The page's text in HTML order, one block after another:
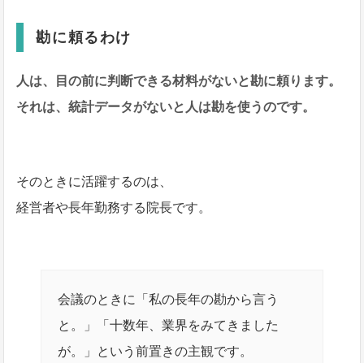
勘に頼るわけ
人は、目の前に判断できる材料がないと勘に頼ります。
それは、統計データがないと人は勘を使うのです。
そのときに活躍するのは、
経営者や長年勤務する院長です。
会議のときに「私の長年の勘から言う
と。」「十数年、業界をみてきました
が。」という前置きの主観です。